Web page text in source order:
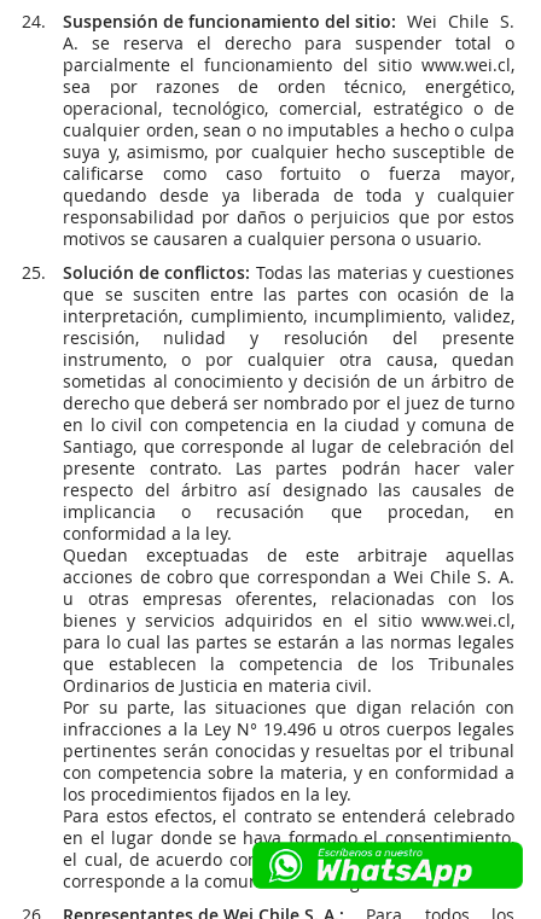
Suspensión de funcionamiento del sitio: Wei Chile S.
A. se reserva el derecho para suspender total o
parcialmente el funcionamiento del sitio www.wei.cl,
sea por razones de orden técnico, energético,
operacional, tecnológico, comercial, estratégico o de
cualquier orden, sean o no imputables a hecho o culpa
suya y, asimismo, por cualquier hecho susceptible de
calificarse como caso fortuito o fuerza mayor,
quedando desde ya liberada de toda y cualquier
responsabilidad por daños o perjuicios que por estos
motivos se causaren a cualquier persona o usuario.
Solución de conflictos: Todas las materias y cuestiones
que se susciten entre las partes con ocasión de la
interpretación, cumplimiento, incumplimiento, validez,
rescisión, nulidad y resolución del presente
instrumento, o por cualquier otra causa, quedan
sometidas al conocimiento y decisión de un árbitro de
derecho que deberá ser nombrado por el juez de turno
en lo civil con competencia en la ciudad y comuna de
Santiago, que corresponde al lugar de celebración del
presente contrato. Las partes podrán hacer valer
respecto del árbitro así designado las causales de
implicancia o recusación que procedan, en
conformidad a la ley.
Quedan exceptuadas de este arbitraje aquellas
acciones de cobro que correspondan a Wei Chile S. A.
u otras empresas oferentes, relacionadas con los
bienes y servicios adquiridos en el sitio www.wei.cl,
para lo cual las partes se estarán a las normas legales
que establecen la competencia de los Tribunales
Ordinarios de Justicia en materia civil.
Por su parte, las situaciones que digan relación con
infracciones a la Ley N° 19.496 u otros cuerpos legales
pertinentes serán conocidas y resueltas por el tribunal
con competencia sobre la materia, y en conformidad a
los procedimientos fijados en la ley.
Para estos efectos, el contrato se entenderá celebrado
en el lugar donde se haya formado el consentimiento,
el cual, de acuerdo con estos Términos y Condiciones,
corresponde a la comuna de Santiago.